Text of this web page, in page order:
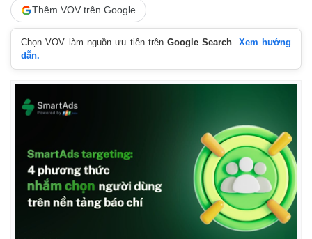
Thế giới
Multimedia
Video
Ảnh
Thêm VOV trên Google
Chọn VOV làm nguồn ưu tiên trênGoogle Search. Xem hướng
dẫn.